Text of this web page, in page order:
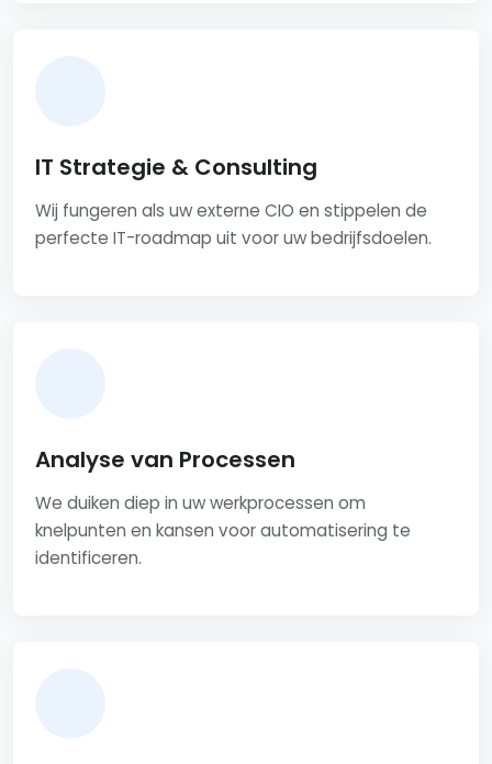
IT Strategie & Consulting
Wij fungeren als uw externe CIO en stippelen de
perfecte IT-roadmap uit voor uw bedrijfsdoelen.
Analyse van Processen
We duiken diep in uw werkprocessen om
knelpunten en kansen voor automatisering te
identificeren.